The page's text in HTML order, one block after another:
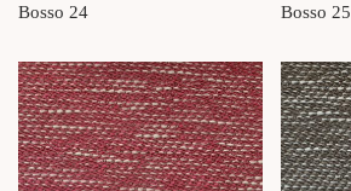
Bosso 24 Bosso 25